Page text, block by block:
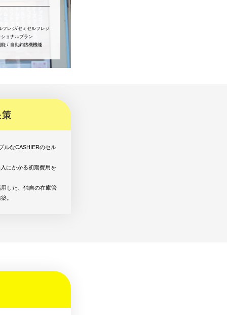
フレジ/セミセルフレジ
ョナルプラン
能 / 自動釣銭機機能
ルなCASHIERのセル
にかかる初期費用を
した、独自の在庫管
。